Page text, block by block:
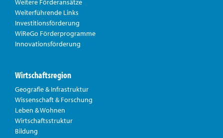
Weitere Förderansätze
Weiterführende Links
Investitionsförderung
WiReGo Förderprogramme
Innovationsförderung
Wirtschaftsregion
Geografie & Infrastruktur
Wissenschaft & Forschung
Leben & Wohnen
Wirtschaftsstruktur
Bildung